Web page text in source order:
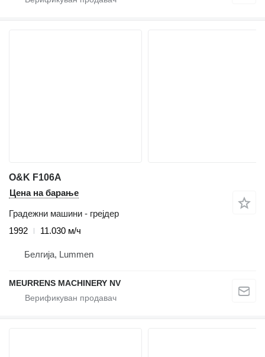
O&K F106A
Цена на барање
Градежни машини - грејдер
1992
11.030 м/ч
Белгија, Lummen
MEURRENS MACHINERY NV